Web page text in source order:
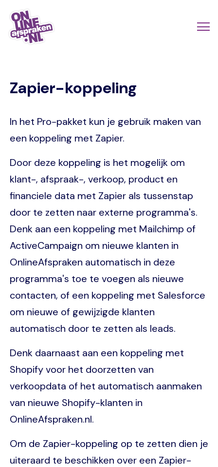
Naar
hoofdinhoud
Zapier-koppeling
In het Pro-pakket kun je gebruik maken van
een koppeling met Zapier.
Door deze koppeling is het mogelijk om
klant-, afspraak-, verkoop, product en
financiele data met Zapier als tussenstap
door te zetten naar externe programma's.
Denk aan een koppeling met Mailchimp of
ActiveCampaign om nieuwe klanten in
OnlineAfspraken automatisch in deze
programma's toe te voegen als nieuwe
contacten, of een koppeling met Salesforce
om nieuwe of gewijzigde klanten
automatisch door te zetten als leads.
Denk daarnaast aan een koppeling met
Shopify voor het doorzetten van
verkoopdata of het automatisch aanmaken
van nieuwe Shopify-klanten in
OnlineAfspraken.nl.
Om de Zapier-koppeling op te zetten dien je
uiteraard te beschikken over een Zapier-